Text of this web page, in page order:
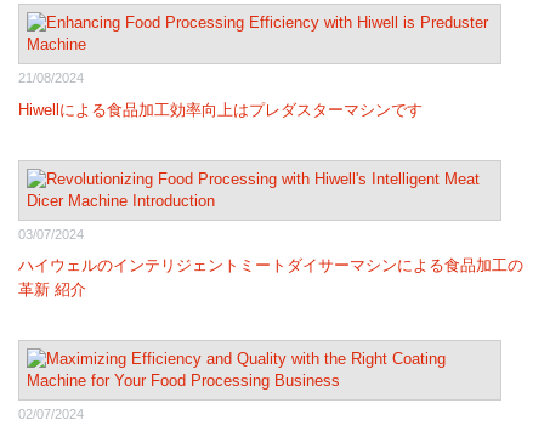
21/08/2024
Hiwellによる食品加工効率向上はプレダスターマシンです
03/07/2024
ハイウェルのインテリジェントミートダイサーマシンによる食品加工の
革新 紹介
02/07/2024